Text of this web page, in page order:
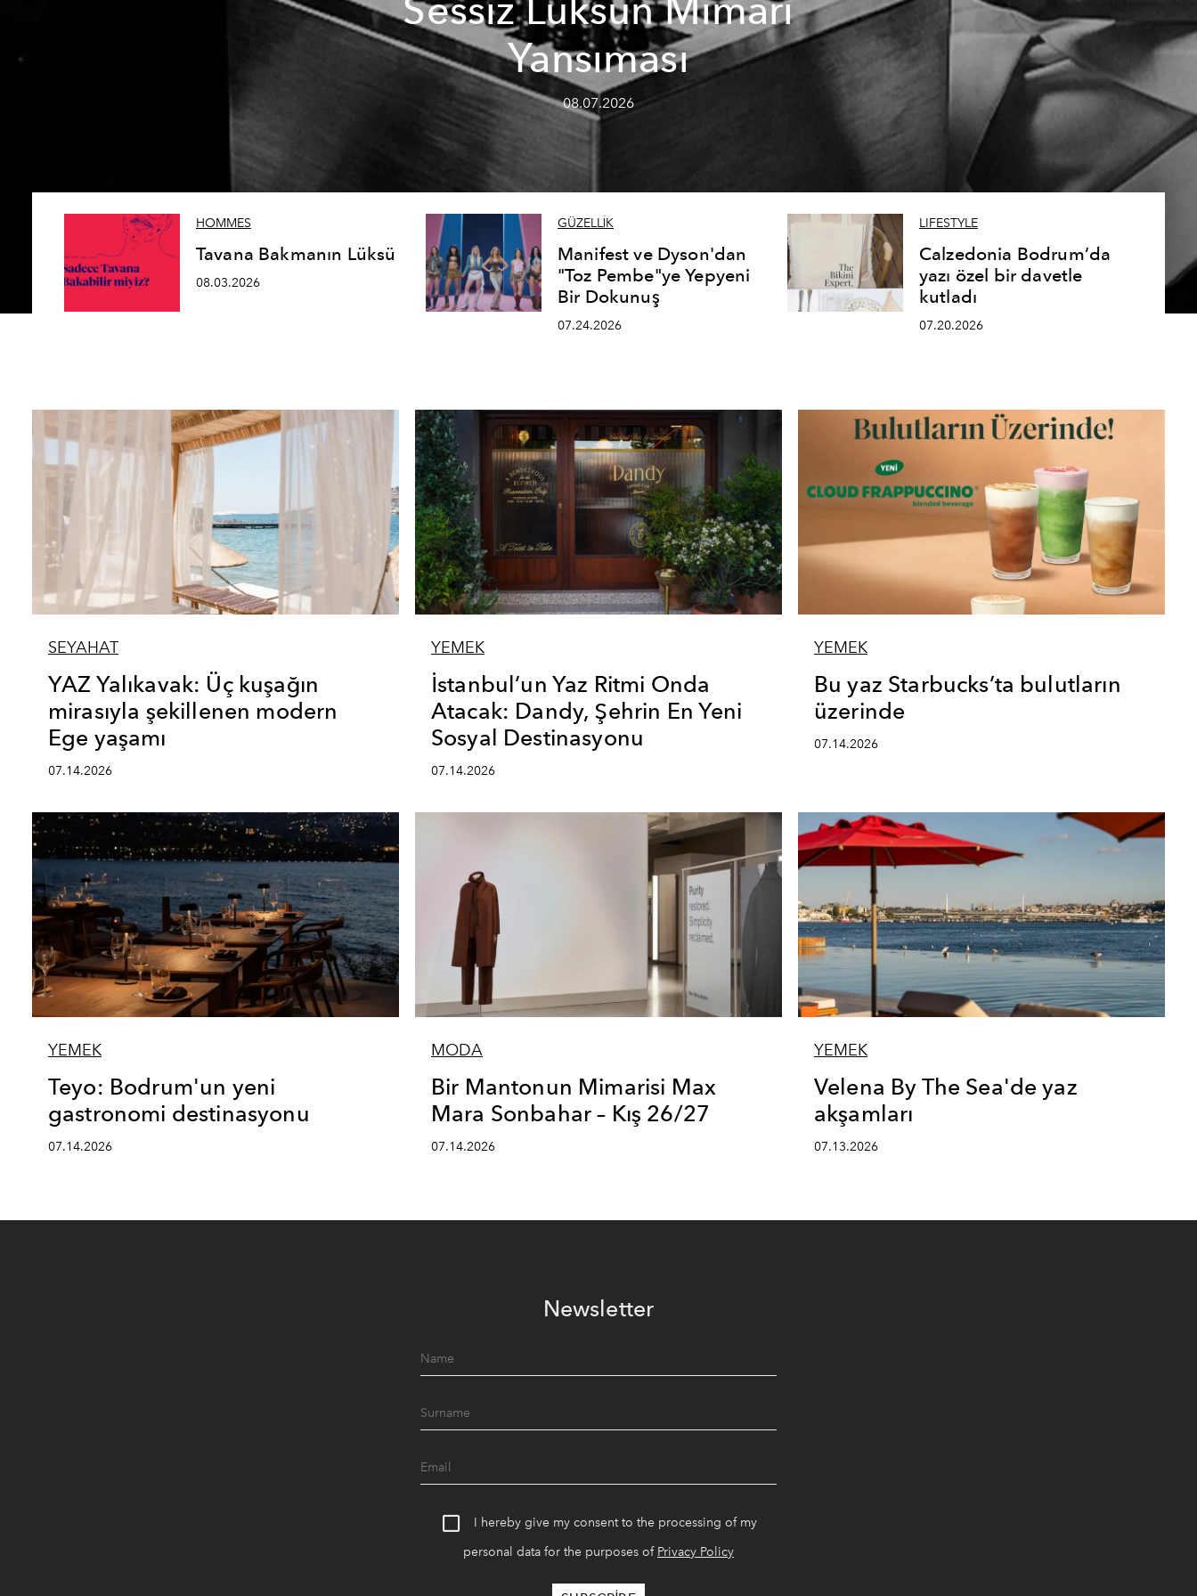
Sessiz Lüksün Mimari
Yansıması
08.07.2026
HOMMES
Tavana Bakmanın Lüksü
08.03.2026
GÜZELLİK
Manifest ve Dyson'dan
"Toz Pembe"ye Yepyeni
Bir Dokunuş
07.24.2026
LIFESTYLE
Calzedonia Bodrum’da
yazı özel bir davetle
kutladı
07.20.2026
SEYAHAT
YAZ Yalıkavak: Üç kuşağın
mirasıyla şekillenen modern
Ege yaşamı
07.14.2026
YEMEK
İstanbul’un Yaz Ritmi Onda
Atacak: Dandy, Şehrin En Yeni
Sosyal Destinasyonu
07.14.2026
YEMEK
Bu yaz Starbucks’ta bulutların
üzerinde
07.14.2026
YEMEK
Teyo: Bodrum'un yeni
gastronomi destinasyonu
07.14.2026
MODA
Bir Mantonun Mimarisi Max
Mara Sonbahar – Kış 26/27
07.14.2026
YEMEK
Velena By The Sea'de yaz
akşamları
07.13.2026
Newsletter
I hereby give my consent to the processing of my
personal data for the purposes of Privacy Policy